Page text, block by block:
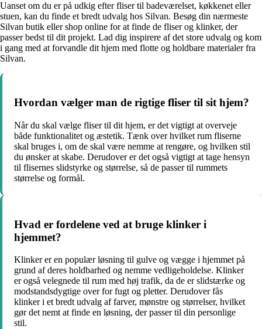
Uanset om du er på udkig efter fliser til badeværelset, køkkenet eller
stuen, kan du finde et bredt udvalg hos Silvan. Besøg din nærmeste
Silvan butik eller shop online for at finde de fliser og klinker, der
passer bedst til dit projekt. Lad dig inspirere af det store udvalg og kom
i gang med at forvandle dit hjem med flotte og holdbare materialer fra
Silvan.
Hvordan vælger man de rigtige fliser til sit hjem?
Når du skal vælge fliser til dit hjem, er det vigtigt at overveje
både funktionalitet og æstetik. Tænk over hvilket rum fliserne
skal bruges i, om de skal være nemme at rengøre, og hvilken stil
du ønsker at skabe. Derudover er det også vigtigt at tage hensyn
til flisernes slidstyrke og størrelse, så de passer til rummets
størrelse og formål.
Hvad er fordelene ved at bruge klinker i
hjemmet?
Klinker er en populær løsning til gulve og vægge i hjemmet på
grund af deres holdbarhed og nemme vedligeholdelse. Klinker
er også velegnede til rum med høj trafik, da de er slidstærke og
modstandsdygtige over for fugt og pletter. Derudover fås
klinker i et bredt udvalg af farver, mønstre og størrelser, hvilket
gør det nemt at finde en løsning, der passer til din personlige
stil.